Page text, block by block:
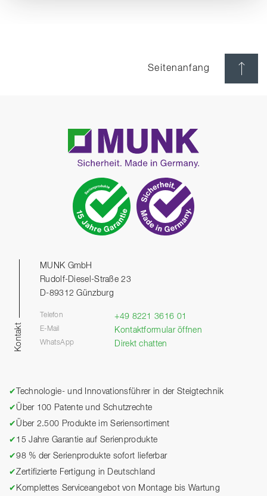
Seitenanfang
Kontakt
MUNK GmbH
Rudolf-Diesel-Straße 23
D-89312 Günzburg
Telefon +49 8221 3616 01
E-Mail Kontaktformular öffnen
WhatsApp Direkt chatten
✔
Technologie- und Innovationsführer in der Steigtechnik
✔ Über 100 Patente und Schutzrechte
✔ Über 2.500 Produkte im Seriensortiment
✔ 15 Jahre Garantie auf Serienprodukte
✔98 % der Serienprodukte sofort lieferbar
✔Zertifizierte Fertigung in Deutschland
✔ Komplettes Serviceangebot von Montage bis Wartung